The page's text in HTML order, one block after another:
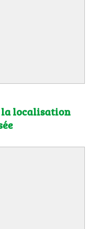
la localisation